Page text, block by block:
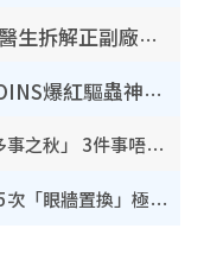
網傳公院改用內地/副廠藥？醫生拆解正副廠分別 揭4類人換藥隨時出事
怕蟲人士夏日救星！日本3COINS爆紅驅蟲神器$45起 1招「全程免觸碰」輕鬆搞定小強
立秋2026｜8月7日立秋進入「多事之秋」 3件事唔做得！專家教6招開運 清枱頭／銀包納氣接好運
颱風白海豚料周日襲浙江！經歷5次「眼牆置換」極罕見 成登陸內地最長途颱風